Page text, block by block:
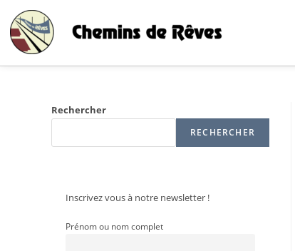
Rechercher
RECHERCHER
Inscrivez vous à notre newsletter !
Prénom ou nom complet